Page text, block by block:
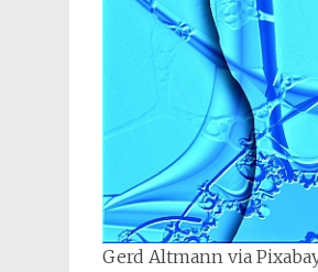
Gerd Altmann via